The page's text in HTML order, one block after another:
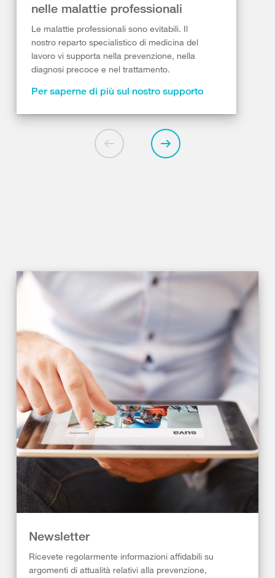
nelle malattie professionali
Le malattie professionali sono evitabili. Il
nostro reparto specialistico di medicina del
lavoro vi supporta nella prevenzione, nella
diagnosi precoce e nel trattamento.
Per saperne di più sul nostro supporto
Newsletter
Ricevete regolarmente informazioni affidabili su
argomenti di attualità relativi alla prevenzione,